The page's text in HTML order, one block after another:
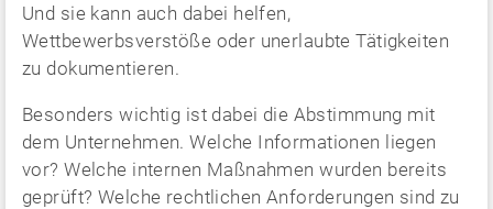
Und sie kann auch dabei helfen,
Wettbewerbsverstöße oder unerlaubte Tätigkeiten
zu dokumentieren.
Besonders wichtig ist dabei die Abstimmung mit
dem Unternehmen. Welche Informationen liegen
vor? Welche internen Maßnahmen wurden bereits
geprüft? Welche rechtlichen Anforderungen sind zu